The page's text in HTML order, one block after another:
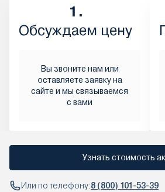
1.
Обсуждаем цену
Вы звоните нам или
оставляете заявку на
сайте и мы связываемся
с вами
Узнать стоимость
Или по телефону:8 (800) 101-53-39